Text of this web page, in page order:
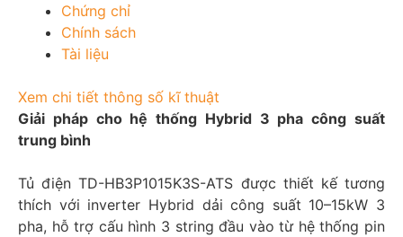
Chứng chỉ
Chính sách
Tài liệu
Xem chi tiết thông số kĩ thuật
Giải pháp cho hệ thống Hybrid 3 pha công suất
trung bình
Tủ điện TD-HB3P1015K3S-ATS được thiết kế tương
thích với inverter Hybrid dải công suất 10–15kW 3
pha, hỗ trợ cấu hình 3 string đầu vào từ hệ thống pin